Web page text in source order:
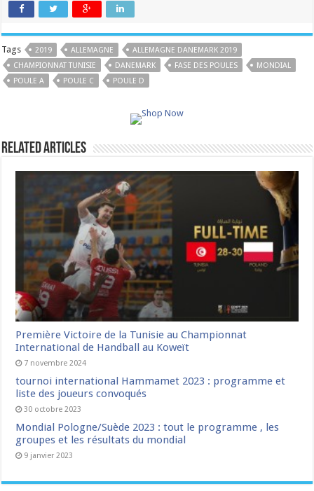
Tags 2019 ALLEMAGNE
ALLEMAGNE DANEMARK 2019
CHAMPIONNAT TUNISIE
DANEMARK FASE DES POULES
MONDIAL
POULE A
POULE C POULE D
Related Articles
Première Victoire de la Tunisie au Championnat
International de Handball au Koweït
7 novembre 2024
tournoi international Hammamet 2023 : programme et
liste des joueurs convoqués
30 octobre 2023
Mondial Pologne/Suède 2023 : tout le programme , les
groupes et les résultats du mondial
9 janvier 2023